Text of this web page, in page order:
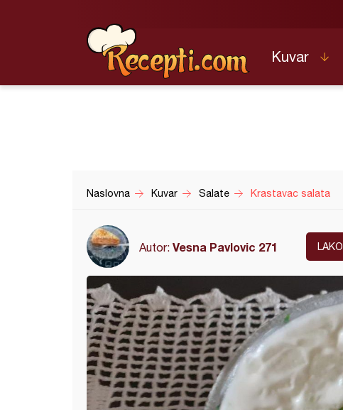
Kuvar
Naslovna Kuvar Salate Krastavac salata
Autor: Vesna Pavlovic 271 LAKO